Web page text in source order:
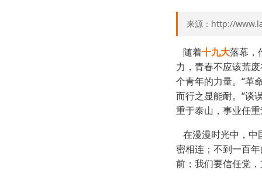
来源：http://
随着十九大落幕，
力，青春不应该荒
个青年的力量。“革
而行之显能耐。“谈
重于泰山，事业任
在漫漫时光中，中
密相连；不到一百
前；我们要信任党